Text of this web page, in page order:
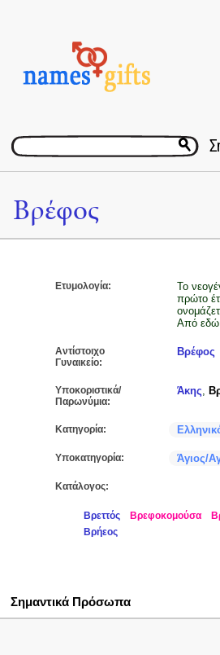
Βρέφος
Ετυμολογία:
Το
πρώτο
Από εδώ
Αντίστοιχο
Γυναικείο:
Βρέφος
Υποκοριστικά/
Παρωνύμια:
Άκης,
Κατηγορία:
Υποκατηγορία: Άγιος/
Κατάλογος:
Βρεττός Βρεφοκομούσα
Βρήεος
Σημαντικά Πρόσωπα